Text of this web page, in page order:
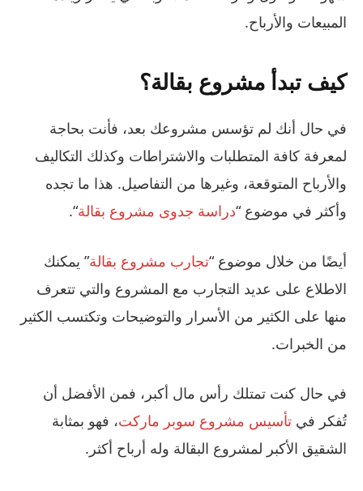
المبيعات والأرباح.
كيف تبدأ مشروع بقالة؟
في حال أنك لم تؤسس مشروعك بعد، فأنت بحاجة
لمعرفة كافة المتطلبات والاشتراطات وكذلك التكاليف
والأرباح المتوقعة، وغيرها من التفاصيل. هذا ما تجده
وأكثر في موضوع “دراسة جدوى مشروع بقالة“.
أيضًا من خلال موضوع “تجارب مشروع بقالة” يمكنك
الاطلاع على عديد التجارب مع المشروع والتي تتعرف
منها على الكثير من الأسرار والتوضيحات وتكتسب الكثير
من الخبرات.
في حال كنت تمتلك رأس مال أكبر، فمن الأفضل أن
تُفكر في تأسيس مشروع سوبر ماركت، فهو بمثابة
الشقيق الأكبر لمشروع البقالة وله أرباح أكثر.